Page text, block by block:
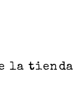
la tienda